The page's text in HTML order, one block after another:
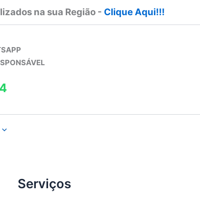
na sua Região - Clique Aqui!!!
Serviços